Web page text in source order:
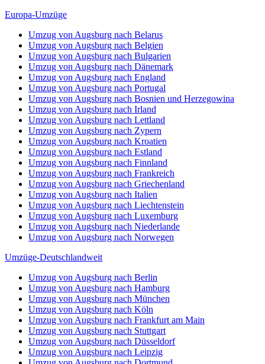
Europa-Umzüge
Umzug von Augsburg nach Belarus
Umzug von Augsburg nach Belgien
Umzug von Augsburg nach Bulgarien
Umzug von Augsburg nach Dänemark
Umzug von Augsburg nach England
Umzug von Augsburg nach Portugal
Umzug von Augsburg nach Bosnien und Herzegowina
Umzug von Augsburg nach Irland
Umzug von Augsburg nach Lettland
Umzug von Augsburg nach Zypern
Umzug von Augsburg nach Kroatien
Umzug von Augsburg nach Estland
Umzug von Augsburg nach Finnland
Umzug von Augsburg nach Frankreich
Umzug von Augsburg nach Griechenland
Umzug von Augsburg nach Italien
Umzug von Augsburg nach Liechtenstein
Umzug von Augsburg nach Luxemburg
Umzug von Augsburg nach Niederlande
Umzug von Augsburg nach Norwegen
Umzüge-Deutschlandweit
Umzug von Augsburg nach Berlin
Umzug von Augsburg nach Hamburg
Umzug von Augsburg nach München
Umzug von Augsburg nach Köln
Umzug von Augsburg nach Frankfurt am Main
Umzug von Augsburg nach Stuttgart
Umzug von Augsburg nach Düsseldorf
Umzug von Augsburg nach Leipzig